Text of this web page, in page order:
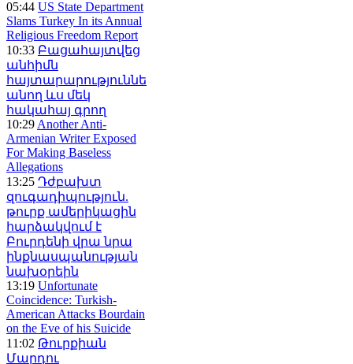
05:44 US State Department
Slams Turkey In its Annual
Religious Freedom Report
10:33 Բացահայտվեց
անհիմն
հայտարարություններ
անող ևս մեկ
հակահայ գրող
10:29 Another Anti-
Armenian Writer Exposed
For Making Baseless
Allegations
13:25 Դժբախտ
զուգադիպություն.
թուրք ամերիկացին
հարձակվում է
Բուրդենի վրա նրա
ինքնասպանության
նախօրեին
13:19 Unfortunate
Coincidence: Turkish-
American Attacks Bourdain
on the Eve of his Suicide
11:02 Թուրքիան
Մարդու